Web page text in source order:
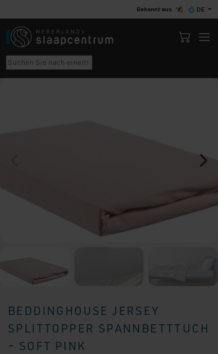
Bekannt aus DE
BEDDINGHOUSE JERSEY
SPLITTOPPER SPANNBETTTUCH
– SOFT PINK